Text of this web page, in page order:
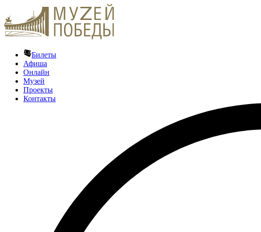
Билеты
Афиша
Онлайн
Музей
Проекты
Контакты